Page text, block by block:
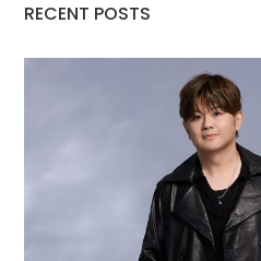
RECENT POSTS